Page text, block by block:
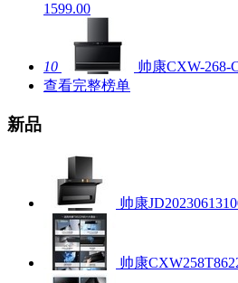
1599.00
10 帅康CXW-268-
查看完整榜单
新品
帅康
帅康